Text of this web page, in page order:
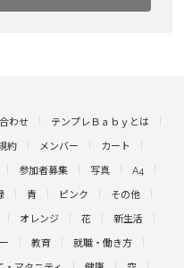
わせ テンプレＢａｂｙとは
約 メンバー カート
参加者募集 写真 A4
青 ピンク その他
オレンジ 花 新生活
教育 就職・働き方